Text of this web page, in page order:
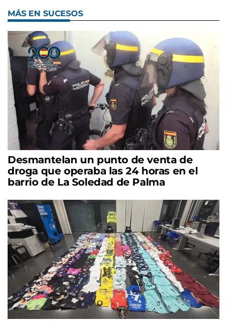
MÁS EN SUCESOS
Desmantelan un punto de venta de
droga que operaba las 24 horas en el
barrio de La Soledad de Palma